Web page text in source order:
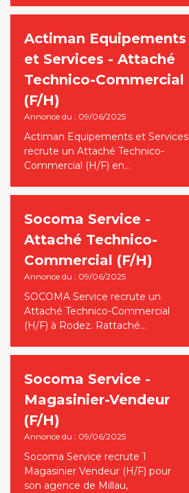
Actiman Equipements
et Services - Attaché
Technico-Commercial
(F/H)
Annonce du : 09/06/2025
Actiman Equipements et Services
recrute un Attaché Technico-
Commercial (H/F) en…
Socoma Service -
Attaché Technico-
Commercial (F/H)
Annonce du : 09/06/2025
SOCOMA Service recrute un
Attaché Technico-Commercial
(H/F) à Rodez. Rattaché…
Socoma Service -
Magasinier-Vendeur
(F/H)
Annonce du : 09/06/2025
Socoma Service recrute 1
Magasinier Vendeur (H/F) pour
son agence de Millau,